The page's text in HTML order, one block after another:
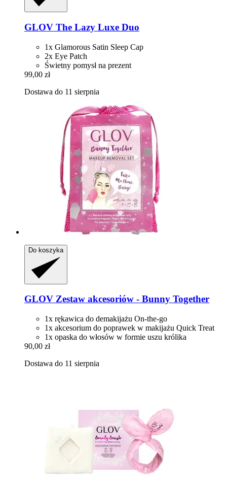
GLOV The Lazy Luxe Duo
1x Glamorous Satin Sleep Cap
2x Eye Patch
Świetny pomysł na prezent
99,00 zł
Dostawa do 11 sierpnia
Do koszyka
GLOV Zestaw akcesoriów -​ Bunny Together
1x rękawica do demakijażu On-the-go
1x akcesorium do poprawek w makijażu Quick Treat
1x opaska do włosów w formie uszu królika
90,00 zł
Dostawa do 11 sierpnia